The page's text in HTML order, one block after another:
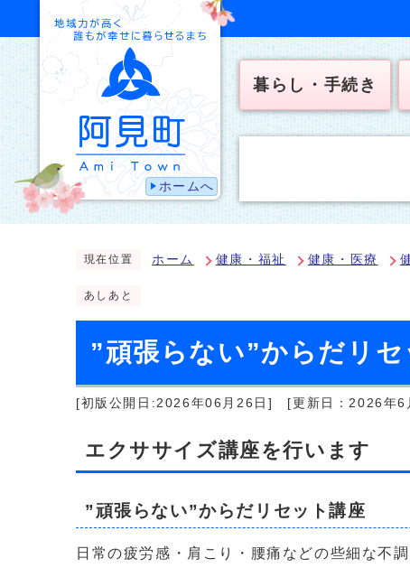
ホームへ
暮らし・手続き
現在位置 ホーム 健康・福祉 健康・医療
あしあと
”頑張らない”からだリ
[初版公開日:2026年06月26日] [更新日：2026年6
エクササイズ講座を行います
”頑張らない”からだリセット講座
日常の疲労感・肩こり・腰痛などの些細な不